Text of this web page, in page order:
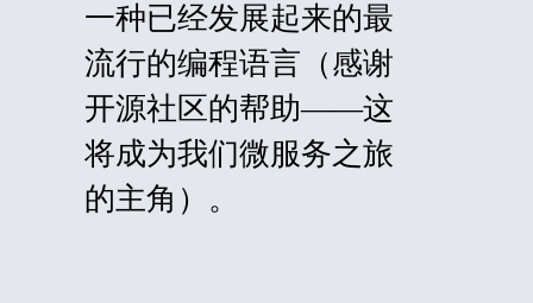
一种已经发展起来的最
流行的编程语言（感谢
开源社区的帮助——这
将成为我们微服务之旅
的主角）。